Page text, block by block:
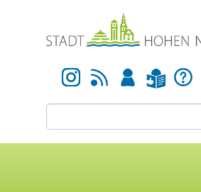
Instagram Newsfeed Anmelden Leichte Sprache Hilfe